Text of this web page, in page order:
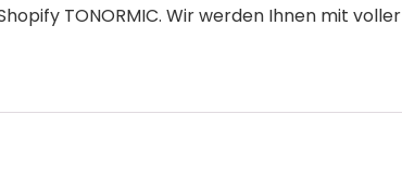
TONORMIC. Wir werden Ihnen mit voller